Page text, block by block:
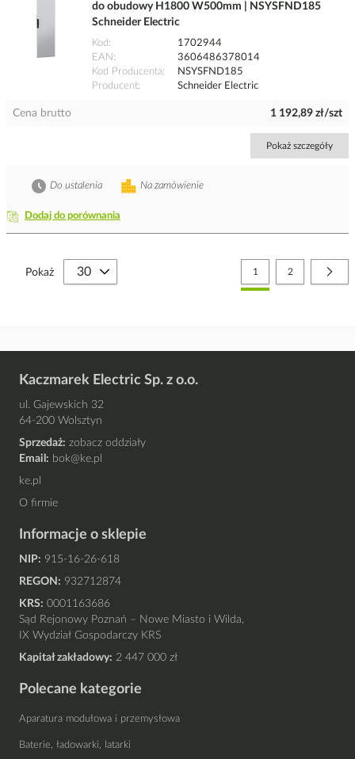
do obudowy H1800 W500mm | NSYSFND185
Schneider Electric
Kod
1702944
EAN
3606486378014
Kod Producenta
NSYSFND185
Producent
Schneider Electric
Cena brutto 1 192,89 zł/szt
Pokaż szczegóły
Dodaj do porównania
Na zamówienie
Do ustalenia
Strona
Aktualnie czytasz stronę
1 Strona
2
Pokaż
Kaczmarek Electric Sp. z o.o.
ul. Gajewskich 32
64-200 Wolsztyn
Sprzedaż: zobacz oddziały
Email: bok@ke.pl
ke.pl
O firmie
Informacje o sklepie
NIP: 915-16-26-618
REGON: 932712874
KRS: 0001163686
Sąd Rejonowy Poznań – Nowe Miasto i Wilda,
IX Wydział Gospodarczy KRS
Kapitał zakładowy: 2 447 000 zł
Polecane kategorie
Aparatura modułowa i przemysłowa
Baterie, ładowarki, latarki